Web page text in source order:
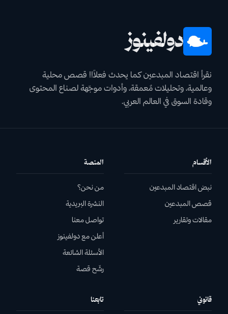
دولفينوز
نقرأ اقتصاد المبدعين كما يحدث فعلاً!! قصص محلية
وعالمية، وتحليلات مٌعمقة، وأدوات موجّهة لصناع المحتوى
وقادة السوق في العالم العربي.
الأقسام
نبض اقتصاد المبدعين
قصص المبدعين
مقالات وتقارير
المنصة
من نحن؟
النشرة البريدية
تواصل معنا
أعلن مع دولفينوز
الأسئلة الشائعة
رشّح قصة
قانوني تابعنا